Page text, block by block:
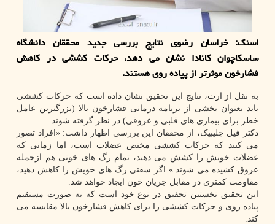
اسنک: خراسان رضوی نتایج بررسی جدید محققان دانشگاه
ساسکاچوان کانادا نشان می دهد، حرکات کششی در کاهش
فشارخون موثرتر از پیاده روی هستند.
به نقل از ارث، نتایج این تحقیق نشان داده است که حرکات کششی
باید بعنوان بخشی از برنامه درمانی فشارخون بالا (بزرگترین عامل
خطر برای بیماری های قلبی و عروقی) در نظر گرفته شوند.
دکتر فیل چلیبیک، از محققان این بررسی اظهار داشت: «افراد تصور
می کنند که حرکات کششی مختص عضلات است، اما زمانی که
عضلات خویش را کشش می دهید، تمام رگ های خونی هم ازجمله
عروق کشیده می شوند.» اگر سفتی رگ های خویش را کاهش دهید،
مقاومت کمتری در مقابل جریان خون ایجاد خواهد شد.
این تحقیق نخستین تحقیق در نوع خود است که به صورت مستقیم
پیاده روی و حرکات کششی را برای کاهش فشارخون بالا مقایسه می
کند.